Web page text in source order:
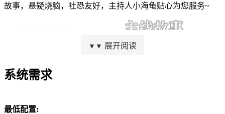
故事，悬疑烧脑，社恐友好，主持人小海龟贴心为您服务~
的主线故事！
▼▼ 展开阅读
系统需求
最低配置: